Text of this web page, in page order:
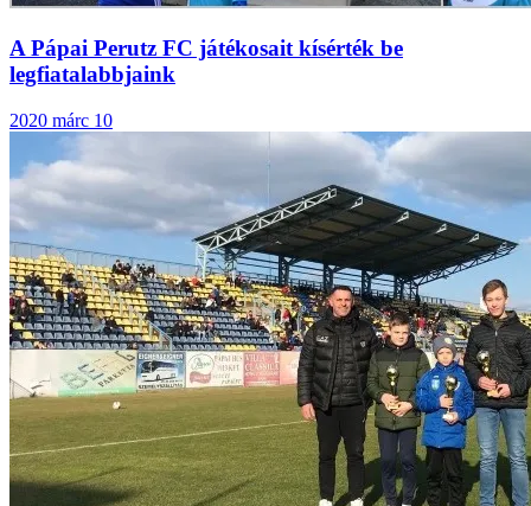
A Pápai Perutz FC játékosait kísérték be
legfiatalabbjaink
2020 márc 10